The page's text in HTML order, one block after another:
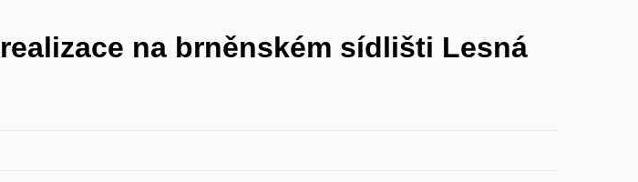
na brněnském sídlišti Lesná